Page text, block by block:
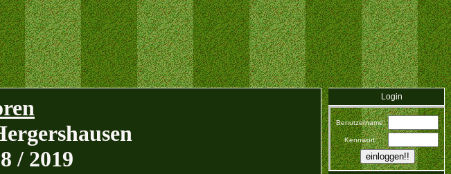
/ 2019
Login
Benutzername:
Kennwort: